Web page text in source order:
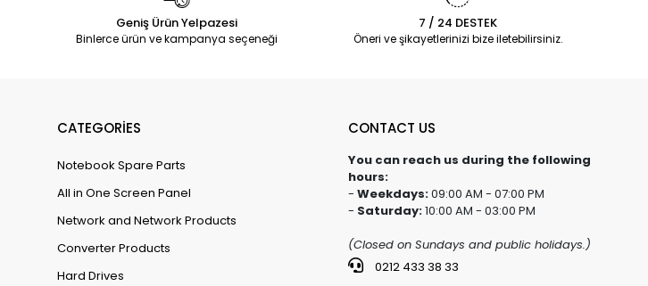
Geniş Ürün Yelpazesi
Binlerce ürün ve kampanya seçeneği
7 / 24 DESTEK
Öneri ve şikayetlerinizi bize iletebilirsiniz.
CATEGORİES
Notebook Spare Parts
All in One Screen Panel
Network and Network Products
Converter Products
Hard Drives
CONTACT US
You can reach us during the following
hours:
- Weekdays:09:00 AM - 07:00 PM
- Saturday:10:00 AM - 03:00 PM
(Closed on Sundays and public holidays.)
0212 433 38 33